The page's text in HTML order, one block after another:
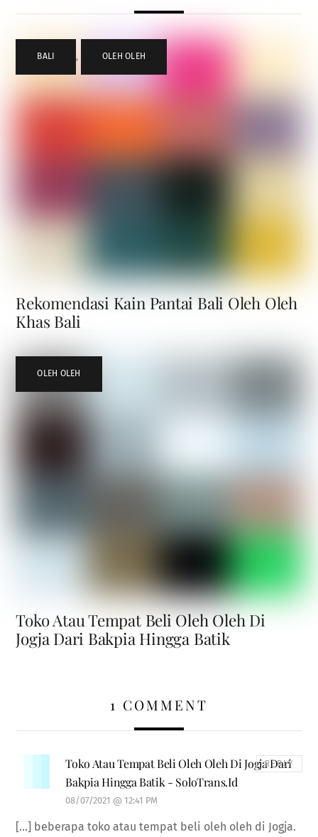
BALI , OLEH OLEH
Rekomendasi Kain Pantai Bali Oleh Oleh
Khas Bali
OLEH OLEH
Toko Atau Tempat Beli Oleh Oleh Di
Jogja Dari Bakpia Hingga Batik
1 COMMENT
Toko Atau Tempat Beli Oleh Oleh Di Jogja Dari
Bakpia Hingga Batik - SoloTrans.Id
08/07/2021 @ 12:41 PM
[…] beberapa toko atau tempat beli oleh oleh di Jogja.
REPLY